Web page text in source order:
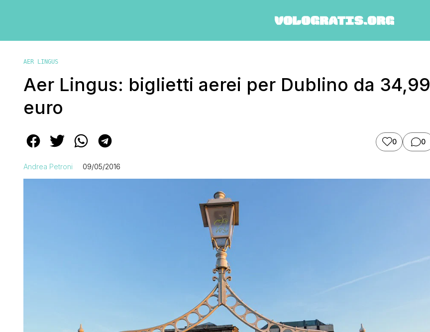
AER LINGUS
Aer Lingus: biglietti aerei per Dublino da 34,99
euro
0 0
Andrea Petroni 09/05/2016